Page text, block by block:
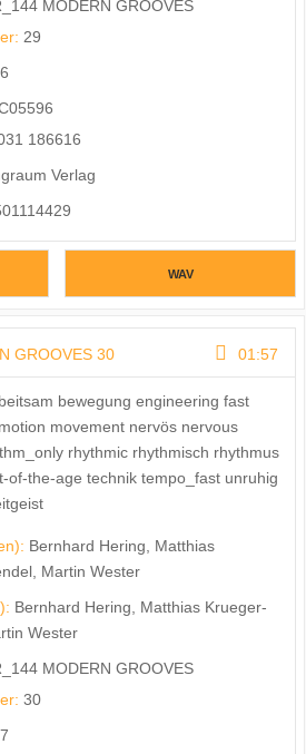
MODERN GROOVES
29
186616
Verlag
WAV
GROOVES 30 01:57
bewegung engineering fast
movement nervös nervous
rhythmic rhythmisch rhythmus
of-the-age technik tempo_fast unruhig
Bernhard Hering, Matthias
Martin Wester
Bernhard Hering, Matthias Krueger-
Wester
MODERN GROOVES
30